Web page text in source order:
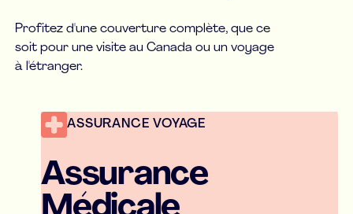
Profitez d'une couverture complète, que ce
soit pour une visite au Canada ou un voyage
à l'étranger.
ASSURANCE VOYAGE
Assurance